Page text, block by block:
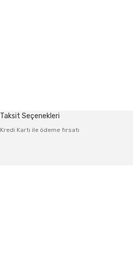
Taksit Seçenekleri
Kredi Kartı ile ödeme fırsatı